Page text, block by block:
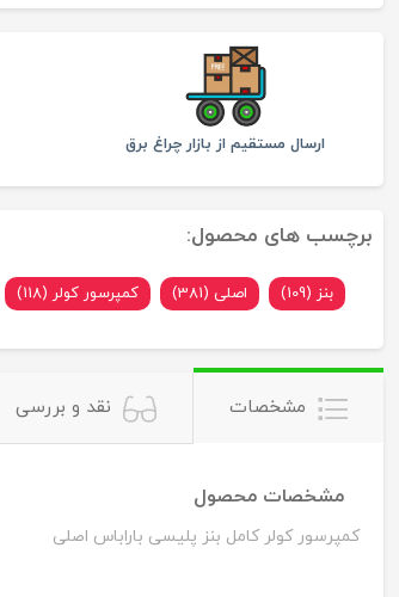
ارسال مستقیم از بازار چراغ برق
برچسب های محصول:
بنز (109) اصلی (381) کمپرسور کولر (118)
مشخصات نقد و بررسی
مشخصات محصول
کمپرسور کولر کامل بنز پلیسی باراباس اصلی